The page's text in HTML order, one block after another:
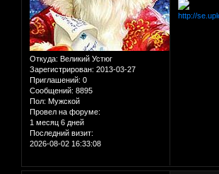
Откуда: Великий Устюг
Зарегистрирован: 2013-03-27
Приглашений: 0
Сообщений: 8895
Пол: Мужской
Провел на форуме:
1 месяц 6 дней
Последний визит:
2026-08-02 16:33:08